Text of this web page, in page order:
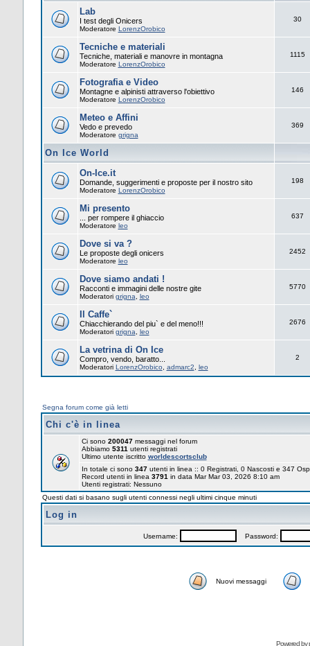
Lab
I test degli Onicers
Moderatore LorenzOrobico
30
Tecniche e materiali
Tecniche, materiali e manovre in montagna
Moderatore LorenzOrobico
1115
Fotografia e Video
Montagne e alpinisti attraverso l'obiettivo
Moderatore LorenzOrobico
146
Meteo e Affini
Vedo e prevedo
Moderatore grigna
369
On Ice World
On-Ice.it
Domande, suggerimenti e proposte per il nostro sito
Moderatore LorenzOrobico
198
Mi presento
... per rompere il ghiaccio
Moderatore leo
637
Dove si va ?
Le proposte degli onicers
Moderatore leo
2452
Dove siamo andati !
Racconti e immagini delle nostre gite
Moderatori grigna leo
5770
Il Caffe`
Chiacchierando del piu` e del meno!!!
Moderatori grigna leo
2676
La vetrina di On Ice
Compro, vendo, baratto...
Moderatori LorenzOrobico admarc2 leo
2
Segna forum come già letti
Chi c'è in linea
Ci sono 200047messaggi nel forum
Abbiamo 5311 utenti registrati
Ultimo utente iscritto worldescortsclub
In totale ci sono 347utenti in linea :: 0 Registrati, 0 Nascosti e 347
Record utenti in linea 3791 in data Mar Mar 03, 2026 8:10 am
Utenti registrati: Nessuno
Questi dati si basano sugli utenti connessi negli ultimi cinque minuti
Log in
Username: Password:
Nuovi messaggi
Powered by